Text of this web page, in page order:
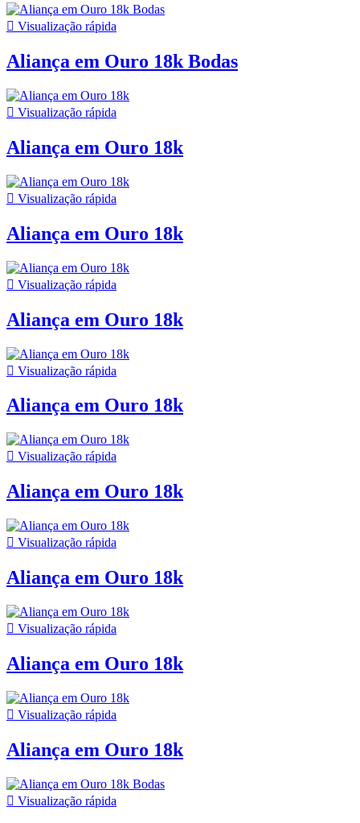
 Visualização rápida
Aliança em Ouro 18k Bodas
 Visualização rápida
Aliança em Ouro 18k
 Visualização rápida
Aliança em Ouro 18k
 Visualização rápida
Aliança em Ouro 18k
 Visualização rápida
Aliança em Ouro 18k
 Visualização rápida
Aliança em Ouro 18k
 Visualização rápida
Aliança em Ouro 18k
 Visualização rápida
Aliança em Ouro 18k
 Visualização rápida
Aliança em Ouro 18k
 Visualização rápida